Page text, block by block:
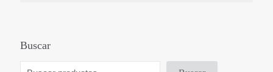
Buscar